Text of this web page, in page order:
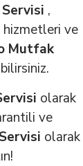
,
hizmetleri ve
Mutfak
olarak
ve
olarak